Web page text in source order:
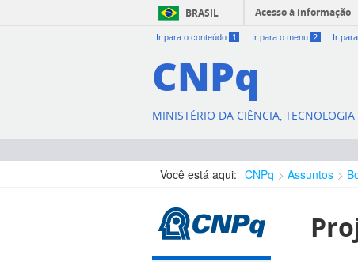
BRASIL Acesso à informação
Ir para o conteúdo 1 Ir para o menu 2 Ir
CNPq
MINISTÉRIO DA CIÊNCIA, TECNOLOGIA
Você está aqui: CNPq Assuntos